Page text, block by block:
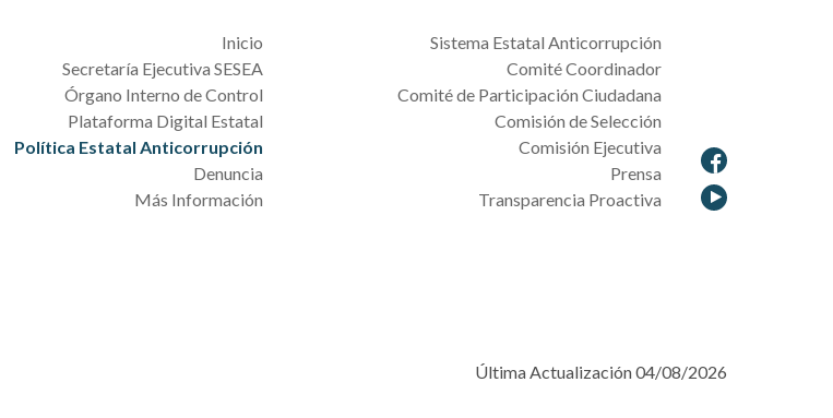
Inicio
Sistema Estatal Anticorrupción
Secretaría Ejecutiva SESEA
Comité Coordinador
Órgano Interno de Control
Comité de Participación Ciudadana
Plataforma Digital Estatal
Comisión de Selección
Política Estatal Anticorrupción
Comisión Ejecutiva
Denuncia
Prensa
Más Información
Transparencia Proactiva
Última Actualización 04/08/2026